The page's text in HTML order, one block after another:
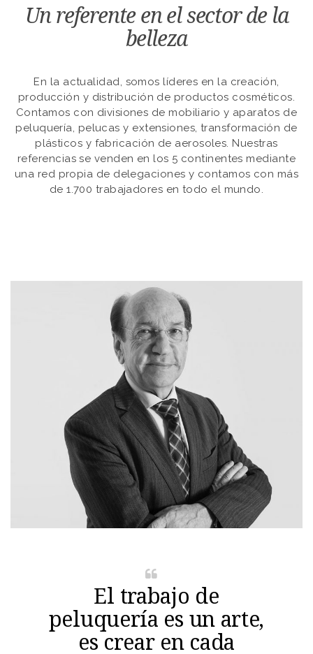
Un referente en el sector de la
belleza
En la actualidad, somos líderes en la creación,
producción y distribución de productos cosméticos.
Contamos con divisiones de mobiliario y aparatos de
peluquería, pelucas y extensiones, transformación de
plásticos y fabricación de aerosoles. Nuestras
referencias se venden en los 5 continentes mediante
una red propia de delegaciones y contamos con más
de 1.700 trabajadores en todo el mundo.
El trabajo de
peluquería es un arte,
es crear en cada